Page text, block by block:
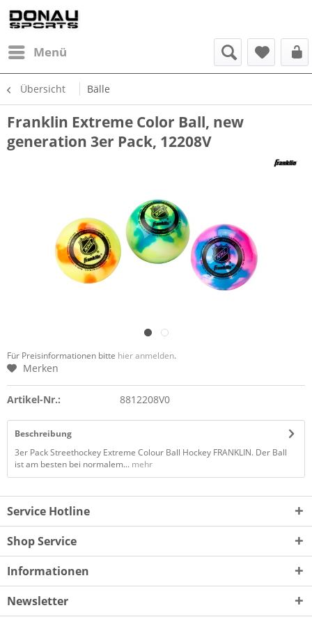
Menü
Übersicht Bälle
Franklin Extreme Color Ball, new
generation 3er Pack, 12208V
Für Preisinformationen bitte hier anmelden.
Merken
Artikel-Nr.: 8812208V0
Beschreibung
3er Pack Streethockey Extreme Colour Ball Hockey FRANKLIN. Der Ball
ist am besten bei normalem... mehr
Service Hotline
Shop Service
Informationen
Newsletter